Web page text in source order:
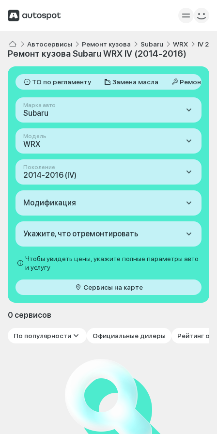
Автосервисы Ремонт кузова Subaru WRX IV
Ремонт кузова Subaru WRX IV (2014-2016)
ТО по регламенту Замена масла Ремонт
Марка авто
Subaru
Модель
WRX
Поколение
2014-2016 (IV)
Модификация
Укажите, что отремонтировать
Чтобы увидеть цены, укажите полные параметры авто
и услугу
Сервисы на карте
0 сервисов
По популярности Официальные дилеры Рейтинг